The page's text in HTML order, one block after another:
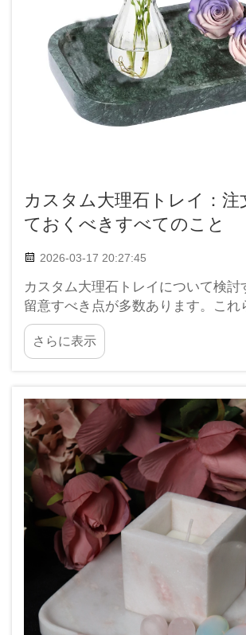
カスタム大理石トレイ：注
ておくべきすべてのこと
2026-03-17 20:27:45
カスタム大理石トレイについて検討
留意すべき点が多数あります。これ
単に美観を高めるだけでなく、日常
も非常に実用的です。XPICでは、ひ
ム大理石トレイが、お客様の住宅や
いただいております…
さらに表示